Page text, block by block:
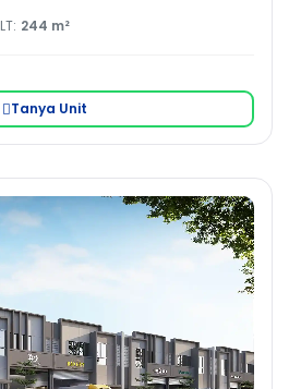
LT: 244 m²
Tanya Unit